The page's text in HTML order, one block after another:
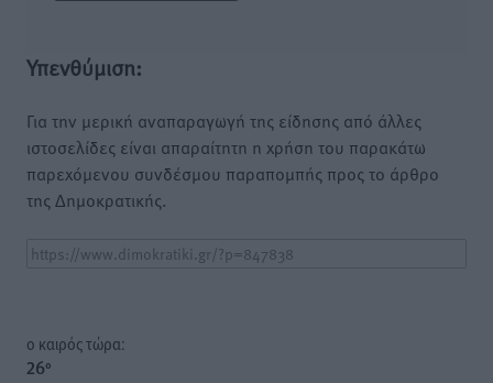
Υπενθύμιση:
Για την μερική αναπαραγωγή της είδησης από άλλες
ιστοσελίδες είναι απαραίτητη η χρήση του παρακάτω
παρεχόμενου συνδέσμου παραπομπής προς το άρθρο
της Δημοκρατικής.
o καιρός τώρα:
26°